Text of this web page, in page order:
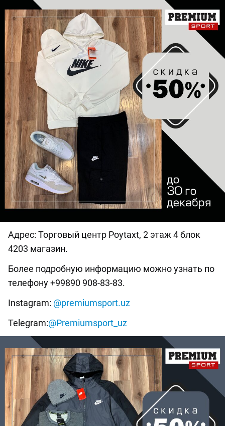
Адрес: Торговый центр Poytaxt, 2 этаж 4 блок
4203 магазин.
Более подробную информацию можно узнать по
телефону +99890 908-83-83.
Instagram: @premiumsport.uz
Telegram:@Premiumsport_uz